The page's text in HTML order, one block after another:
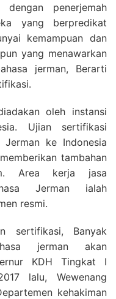
penerjemah
yang berpredikat
kemampuan dan
yang menawarkan
jerman, Berarti
oleh instansi
Ujian sertifikasi
Jerman ke Indonesia
tambahan
Area kerja jasa
Jerman ialah
resmi.
sertifikasi, Banyak
jerman akan
KDH Tingkat I
lalu, Wewenang
kehakiman